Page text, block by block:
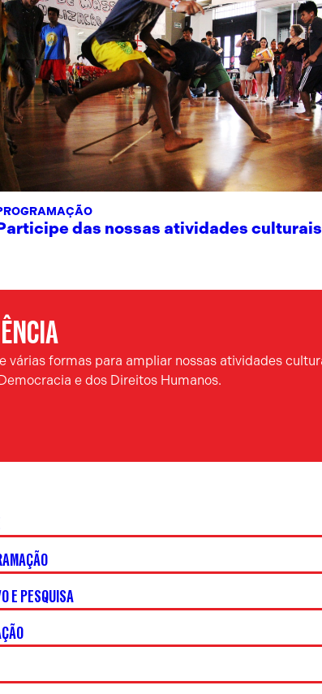
das nossas atividades culturais
várias formas para ampliar nossas atividades
e dos Direitos Humanos.
E PESQUISA